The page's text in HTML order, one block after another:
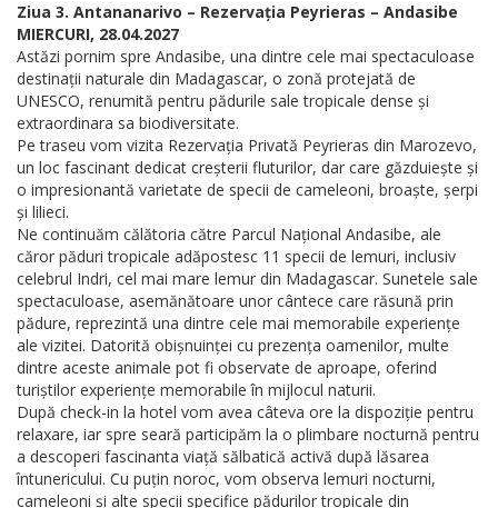
Ziua 3. Antananarivo – Rezervația Peyrieras – Andasibe
MIERCURI, 28.04.2027
Astăzi pornim spre Andasibe, una dintre cele mai spectaculoase
destinații naturale din Madagascar, o zonă protejată de
UNESCO, renumită pentru pădurile sale tropicale dense și
extraordinara sa biodiversitate.
Pe traseu vom vizita Rezervația Privată Peyrieras din Marozevo,
un loc fascinant dedicat creșterii fluturilor, dar care găzduiește și
o impresionantă varietate de specii de cameleoni, broaște, șerpi
și lilieci.
Ne continuăm călătoria către Parcul Național Andasibe, ale
căror păduri tropicale adăpostesc 11 specii de lemuri, inclusiv
celebrul Indri, cel mai mare lemur din Madagascar. Sunetele sale
spectaculoase, asemănătoare unor cântece care răsună prin
pădure, reprezintă una dintre cele mai memorabile experiențe
ale vizitei. Datorită obișnuinței cu prezența oamenilor, multe
dintre aceste animale pot fi observate de aproape, oferind
turiștilor experiențe memorabile în mijlocul naturii.
După check-in la hotel vom avea câteva ore la dispoziție pentru
relaxare, iar spre seară participăm la o plimbare nocturnă pentru
a descoperi fascinanta viață sălbatică activă după lăsarea
întunericului. Cu puțin noroc, vom observa lemuri nocturni,
cameleoni și alte specii specifice pădurilor tropicale din